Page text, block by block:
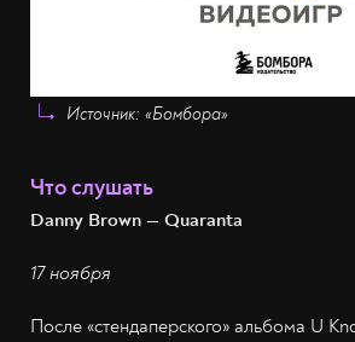
Источник: «Бомбора»
Что слушать
Danny Brown — Quaranta
17 ноября
После «стендаперского» альбома U